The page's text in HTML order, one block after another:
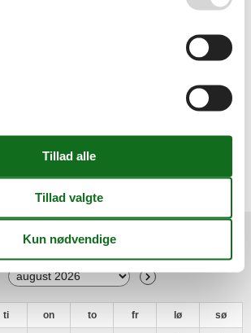
Kalender
ti on to fr lø sø